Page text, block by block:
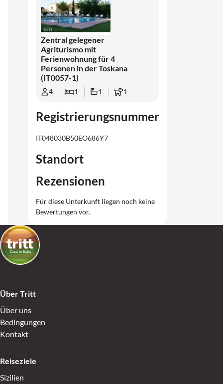
Zentral gelegener
Agriturismo mit
Ferienwohnung für 4
Personen in der Toskana
(IT0057-1)
4 1 1 1
Registrierungsnummer
IT048030B50EO686Y7
Standort
Rezensionen
Für diese Unterkunft liegen noch keine
Bewertungen vor.
Über Tritt
Über uns
Bedingungen
Kontakt
Reiseziele
Sizilien